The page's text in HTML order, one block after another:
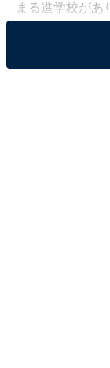
まる進学校があ
All About ニュ